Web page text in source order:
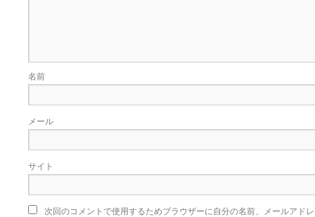
名前
メール
サイト
次回のコメントで使用するためブラウザーに自分の名前、メールアド